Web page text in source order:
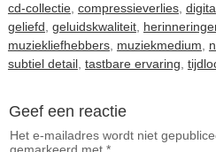
cd-collectie, compressieverlies,
geliefd geluidskwaliteit,
muziekliefhebbers, muziekmedium
subtiel detail, tastbare ervaring
Geef een reactie
Het e-mailadres wordt niet